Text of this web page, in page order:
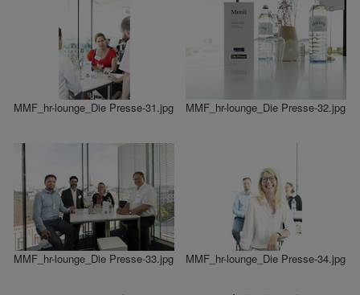
MMF_hr-lounge_Die Presse-31.jpg MMF_hr-lounge_Die Presse-32.jpg
MMF_hr-lounge_Die Presse-33.jpg MMF_hr-lounge_Die Presse-34.jpg